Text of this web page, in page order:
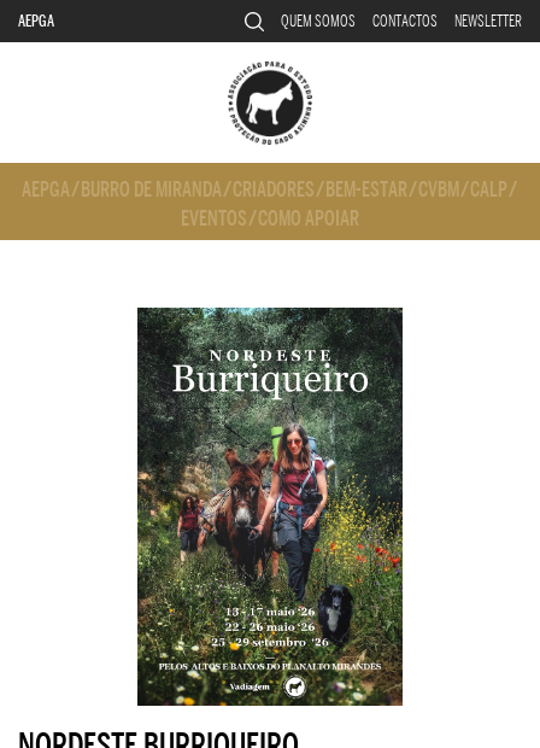
AEPGA QUEM SOMOS CONTACTOS NEWSLETTER
AEPGA/ BURRO DE MIRANDA/CRIADORES/ BEM-ESTAR/CVBM/CALP/
EVENTOS/COMO APOIAR